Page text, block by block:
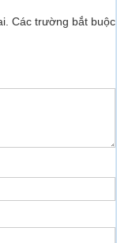
Các trường bắt buộc